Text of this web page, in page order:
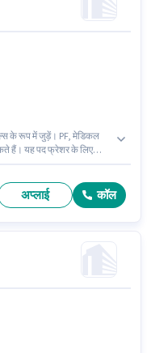
के रूप में जुड़ें। PF, मेडिकल
हैं। यह पद फ्रेशर के लिए
अप्लाई कॉल